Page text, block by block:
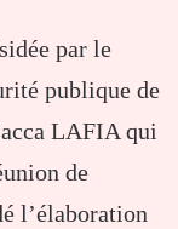
par le
publique de
LAFIA qui
de
l’élaboration